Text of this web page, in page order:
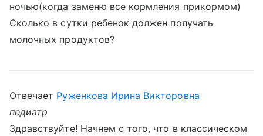
ночью(когда заменю все кормления прикормом)
Сколько в сутки ребенок должен получать
молочных продуктов?
Отвечает Руженкова Ирина Викторовна
педиатр
Здравствуйте! Начнем с того, что в классическом